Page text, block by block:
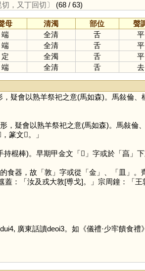
切，又丁回切〕 (68 / 63)
母 清濁 部位 聲
端
全清 舌 平
端
全清 舌 平
定
全濁 舌 平
端
全清 舌 去
，疑會以熟羊祭祀之意(馬如森)。馬敍倫、
，疑會以熟羊祭祀之意(馬如森)。馬敍倫
篆文𦎫。」
持棍棒)。早期甲金文「𦎫 」字或於「亯」
食器，故「敦 」字或從「金 」、「皿 」。
：「汝及戎大敦[尃戈]。」宗周鐘：「
廣東話讀deoi3。如《儀禮·少牢饋食